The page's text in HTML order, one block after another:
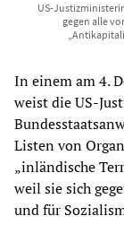
US-
gegen alle
In einem am 4.
weist die US-
Listen von
„inländische
weil sie sich
und für